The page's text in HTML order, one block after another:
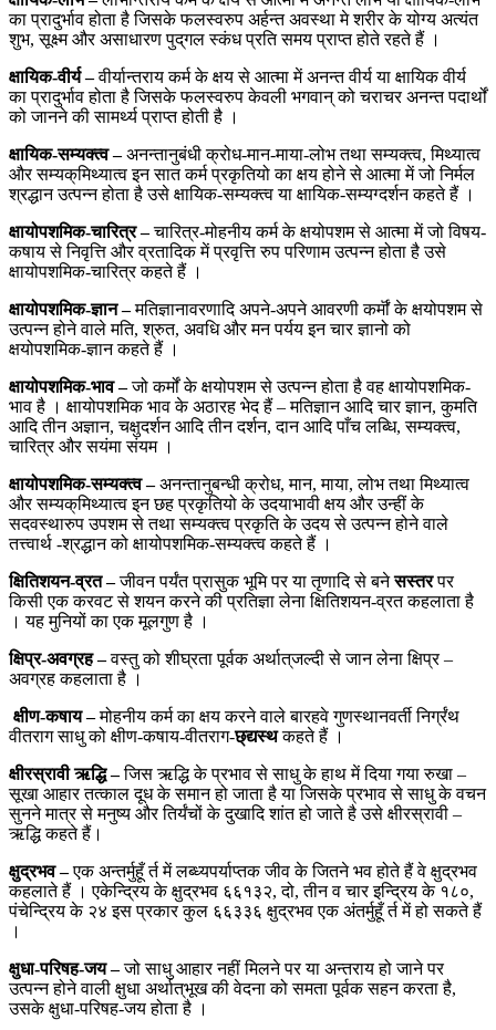
का प्रादुर्भाव होता है जिसके फलस्वरुप अर्हन्त अवस्था मे शरीर के योग्य अत्यंत
शुभ, सूक्ष्म और असाधारण पुद्‌गल स्कंध प्रति समय प्राप्त होते रहते हैं ।
क्षायिक-वीर्य –वीर्यान्तराय कर्म के क्षय से आत्मा में अनन्त वीर्य या क्षायिक वीर्य
का प्रादुर्भाव होता है जिसके फलस्वरुप केवली भगवान् को चराचर अनन्त पदार्थों
को जानने की सामर्थ्य प्राप्त होती है ।
क्षायिक-सम्यक्त्व –अनन्तानुबंधी क्रोध-मान-माया-लोभ तथा सम्यक्त्व, मिथ्यात्व
और सम्यक्‌मिथ्यात्व इन सात कर्म प्रकृतियो का क्षय होने से आत्मा में जो निर्मल
श्रद्धान उत्पन्न होता है उसे क्षायिक-सम्यक्त्व या क्षायिक-सम्यग्दर्शन कहते हैं ।
क्षायोपशमिक-चारित्र –चारित्र-मोहनीय कर्म के क्षयोपशम से आत्मा में जो विषय-
कषाय से निवृत्ति और व्रतादिक में प्रवृत्ति रुप परिणाम उत्पन्न होता है उसे
क्षायोपशमिक-चारित्र कहते हैं ।
क्षायोपशमिक-ज्ञान –मतिज्ञानावरणादि अपने-अपने आवरणी कर्मॊं के क्षयोपशम से
उत्पन्न होने वाले मति, श्रुत, अवधि और मन पर्यय इन चार ज्ञानो को
क्षयोपशमिक-ज्ञान कहते हैं ।
क्षायोपशमिक-भाव –जो कर्मों के क्षयोपशम से उत्पन्न होता है वह क्षायोपशमिक-
भाव है । क्षायोपशमिक भाव के अठारह भेद हैं – मतिज्ञान आदि चार ज्ञान, कुमति
आदि तीन अज्ञान, चक्षुदर्शन आदि तीन दर्शन, दान आदि पाँच लब्धि, सम्यक्त्व,
चारित्र और सयंमा संयम ।
क्षायोपशमिक-सम्यक्त्व –अनन्तानुबन्धी क्रोध, मान, माया, लोभ तथा मिथ्यात्व
और सम्यक्‌मिथ्यात्व इन छह प्रकृतियो के उदयाभावी क्षय और उन्हीं के
सदवस्थारुप उपशम से तथा सम्यक्त्व प्रकृति के उदय से उत्पन्न होने वाले
तत्त्वार्थ -श्रद्धान को क्षायोपशमिक-सम्यक्त्व कहते हैं ।
क्षितिशयन-व्रत –जीवन पर्यंत प्रासुक भूमि पर या तृणादि से बनेसस्तरपर
किसी एक करवट से शयन करने की प्रतिज्ञा लेना क्षितिशयन-व्रत कहलाता है
। यह मुनियों का एक मूलगुण है ।
क्षिप्र-अवग्रह –वस्तु को शीघ्रता पूर्वक अर्थात्‌जल्दी से जान लेना क्षिप्र –
अवग्रह कहलाता है ।
क्षीण-कषाय –मोहनीय कर्म का क्षय करने वाले बारहवे गुणस्थानवर्ती निर्ग्रंथ
वीतराग साधु को क्षीण-कषाय-वीतराग-छ्द्यस्थकहते हैं ।
क्षीरस्रावी ऋद्धि –जिस ऋद्धि के प्रभाव से साधु के हाथ में दिया गया रुखा –
सूखा आहार तत्काल दूध के समान हो जाता है या जिसके प्रभाव से साधु के वचन
सुनने मात्र से मनुष्य और तिर्यंचों के दुखादि शांत हो जाते है उसे क्षीरस्रावी –
ऋद्धि कहते हैं।
क्षुद्रभव–एक अन्तर्मुहूँ र्त में लब्ध्यपर्याप्तक जीव के जितने भव होते हैं वे क्षुद्रभव
कहलाते हैं । एकेन्द्रिय के क्षुद्रभव ६६१३२, दो, तीन व चार इन्द्रिय के १८०,
पंचेन्द्रिय के २४ इस प्रकार कुल ६६३३६ क्षुद्रभव एक अंतर्मुहूँ र्त में हो सकते हैं
।
क्षुधा-परिषह-जय –जो साधु आहार नहीं मिलने पर या अन्तराय हो जाने पर
उत्पन्न होने वाली क्षुधा अर्थात्‌भूख की वेदना को समता पूर्वक सहन करता है,
उसके क्षुधा-परिषह-जय होता है ।